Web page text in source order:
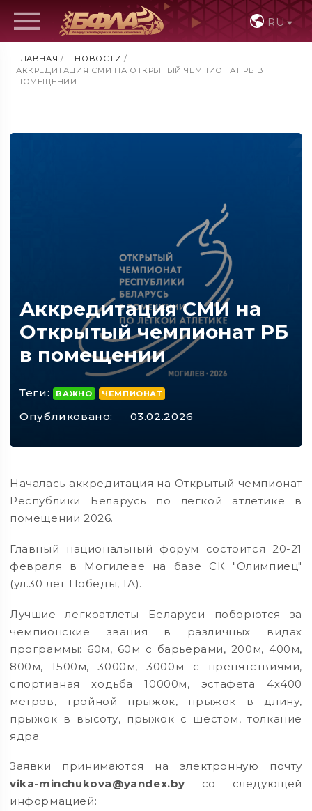
RU
ГЛАВНАЯ / НОВОСТИ /
АККРЕДИТАЦИЯ СМИ НА ОТКРЫТЫЙ ЧЕМПИОНАТ РБ В
ПОМЕЩЕНИИ
Аккредитация СМИ на
Открытый чемпионат РБ
в помещении
Теги: ВАЖНО ЧЕМПИОНАТ
Опубликовано: 03.02.2026
Началась аккредитация на Открытый чемпионат
Республики Беларусь по легкой атлетике в
помещении 2026.
Главный национальный форум состоится 20-21
февраля в Могилеве на базе СК "Олимпиец"
(ул.30 лет Победы, 1А).
Лучшие легкоатлеты Беларуси поборются за
чемпионские звания в различных видах
программы: 60м, 60м с барьерами, 200м, 400м,
800м, 1500м, 3000м, 3000м с препятствиями,
спортивная ходьба 10000м, эстафета 4х400
метров, тройной прыжок, прыжок в длину,
прыжок в высоту, прыжок с шестом, толкание
ядра.
Заявки принимаются на электронную почту
vika-minchukova@yandex.by со следующей
информацией: